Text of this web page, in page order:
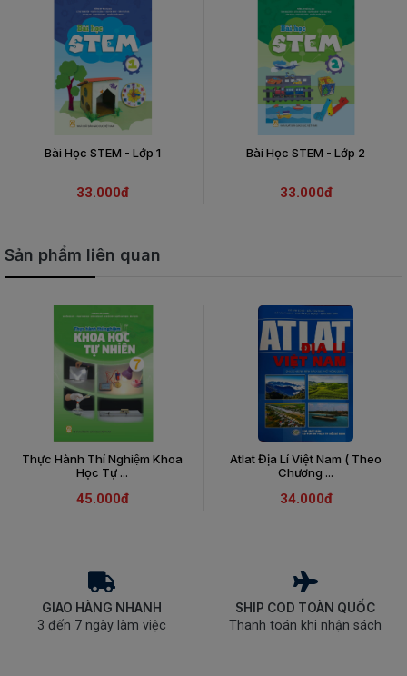
Bài Học STEM - Lớp 1
33.000đ
Bài Học STEM - Lớp 2
33.000đ
Sản phẩm liên quan
Thực Hành Thí Nghiệm Khoa
Học Tự ...
45.000đ
Atlat Địa Lí Việt Nam ( Theo
Chương ...
34.000đ
GIAO HÀNG NHANH
3 đến 7 ngày làm việc
SHIP COD TOÀN QUỐC
Thanh toán khi nhận sách